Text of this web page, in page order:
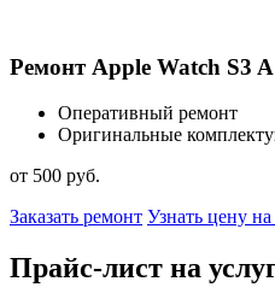
Ремонт Apple Watch S3
Оперативный ремонт
Оригинальные
от 500 руб.
Заказать ремонт Узнать цену
Прайс-лист на